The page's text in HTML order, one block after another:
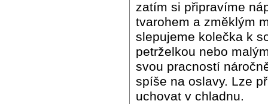
zatím si připravíme
tvarohem a změklým
slepujeme kolečka k
petrželkou nebo
svou pracností
spíše na oslavy. Lze
uchovat v chladnu.